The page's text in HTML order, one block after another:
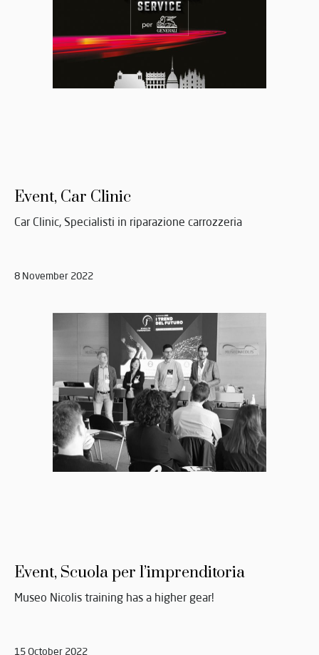
Event, Car Clinic
Car Clinic, Specialisti in riparazione carrozzeria
8 November 2022
Event, Scuola per l’imprenditoria
Museo Nicolis training has a higher gear!
15 October 2022